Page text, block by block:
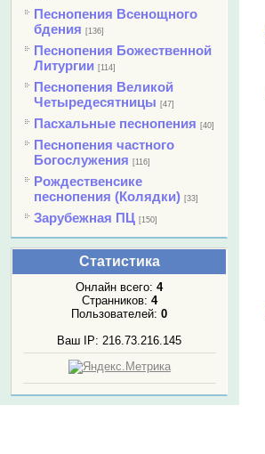
Песнопения Всенощного
бдения [136]
Песнопения Божественной
Литургии [114]
Песнопения Великой
Четыредесятницы [47]
Пасхальные песнопения [40]
Песнопения частного
Богослужения [116]
Рождественсике
песнопения (Колядки) [33]
Зарубежная ПЦ [150]
Статистика
Онлайн всего:4
Странников: 4
Пользователей:0
Ваш IP: 216.73.216.145